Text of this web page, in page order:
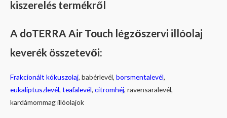
kiszerelés termékről
A doTERRA Air Touch légzőszervi illóolaj
keverék összetevői:
Frakcionált kókuszolaj, babérlevél, borsmentalevél,
eukaliptuszlevél, teafalevél, citromhéj, ravensaralevél,
kardámommag illóolajok